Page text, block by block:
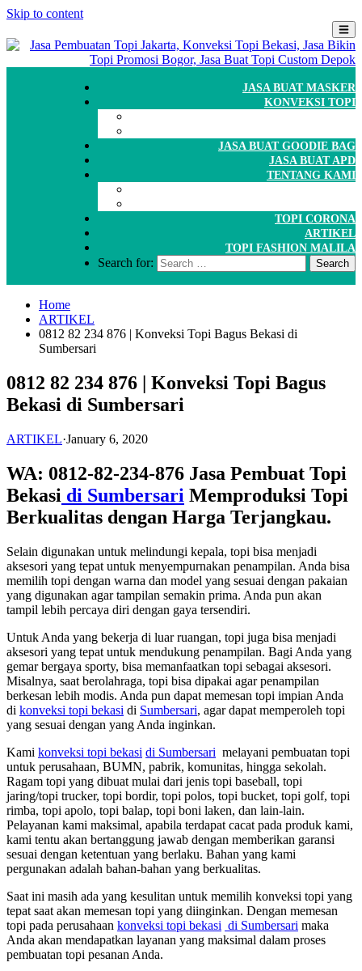
Skip to content
JASA BUAT MASKER
KONVEKSI TOPI
JASA BUAT GOODIE BAG
JASA BUAT APD
TENTANG KAMI
TOPI CORONA
ARTIKEL
TOPI FASHION MALILA
Search for:
Home
ARTIKEL
0812 82 234 876 | Konveksi Topi Bagus Bekasi di
Sumbersari
0812 82 234 876 | Konveksi Topi Bagus
Bekasi di Sumbersari
ARTIKEL·January 6, 2020
WA: 0812-82-234-876 Jasa Pembuat Topi
Bekasi di Sumbersari Memproduksi Topi
Berkualitas dengan Harga Terjangkau.
Selain digunakan untuk melindungi kepala, topi bisa menjadi
aksesori yang tepat untuk menyempurnakan penampilan. Anda bisa
memilih topi dengan warna dan model yang sesuai dengan pakaian
yang digunakan agar tampilan semakin prima. Anda pun akan
tampil lebih percaya diri dengan gaya tersendiri.
Untuk Anda yang bekerja di luar ruangan, topi juga bisa menjadi
aksesori yang tepat untuk mendukung penampilan. Bagi Anda yang
gemar bergaya sporty, bisa memanfaatkan topi sebagai aksesori.
Misalnya, saat berolahraga, topi bisa dipakai agar penampilan
berkesan lebih modis. Anda pun dapat memesan topi impian Anda
di konveksi topi bekasi di Sumbersari, agar dapat memperoleh topi
yang sesuai dengan yang Anda inginkan.
Kami konveksi topi bekasi di Sumbersari melayani pembuatan topi
untuk perusahaan, BUMN, pabrik, komunitas, hingga sekolah.
Ragam topi yang dibuat mulai dari jenis topi baseball, topi
jaring/topi trucker, topi bordir, topi polos, topi bucket, topi golf, topi
rimba, topi apolo, topi balap, topi boni laken, dan lain-lain.
Pelayanan kami maksimal, apabila terdapat cacat pada produk kami,
kami tentu akan bertanggung jawab dengan memberikan garansi
sesuai dengan ketentuan yang berlaku. Bahan yang kami
pergunakan adalah bahan-bahan yang berkualitas.
Saat ini masih ada yang kesulitan untuk memilih konveksi topi yang
tepat saat akan memesan topi yang diinginkan. Dengan memesan
topi pada perusahaan konveksi topi bekasi di Sumbersari maka
Anda akan mendapatkan layanan yang maksimal dalam proses
pembuatan topi pesanan Anda.